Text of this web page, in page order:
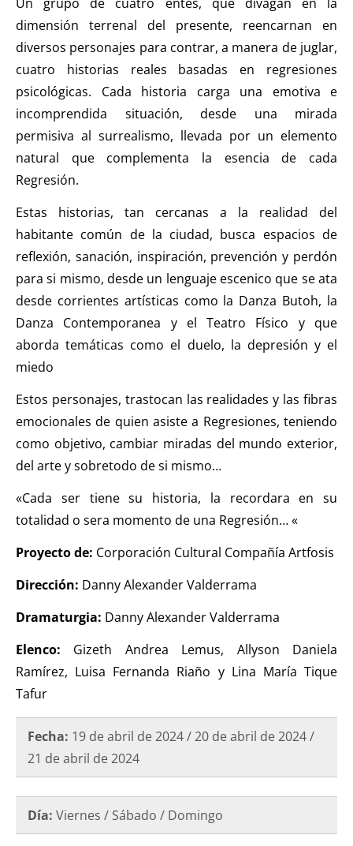
dimensión terrenal del presente, reencarnan en
diversos personajes para contrar, a manera de juglar,
cuatro historias reales basadas en regresiones
psicológicas. Cada historia carga una emotiva e
incomprendida situación, desde una mirada
permisiva al surrealismo, llevada por un elemento
natural que complementa la esencia de cada
Regresión.
Estas historias, tan cercanas a la realidad del
habitante común de la ciudad, busca espacios de
reflexión, sanación, inspiración, prevención y perdón
para si mismo, desde un lenguaje escenico que se ata
desde corrientes artísticas como la Danza Butoh, la
Danza Contemporanea y el Teatro Físico y que
aborda temáticas como el duelo, la depresión y el
miedo
Estos personajes, trastocan las realidades y las fibras
emocionales de quien asiste a Regresiones, teniendo
como objetivo, cambiar miradas del mundo exterior,
del arte y sobretodo de si mismo…
«Cada ser tiene su historia, la recordara en su
totalidad o sera momento de una Regresión… «
Proyecto de: Corporación Cultural Compañía Artfosis
Dirección: Danny Alexander Valderrama
Dramaturgia: Danny Alexander Valderrama
Elenco: Gizeth Andrea Lemus, Allyson Daniela
Ramírez, Luisa Fernanda Riaño y Lina María Tique
Tafur
Fecha: 19 de abril de 2024 / 20 de abril de 2024 /
21 de abril de 2024
Día: Viernes / Sábado / Domingo